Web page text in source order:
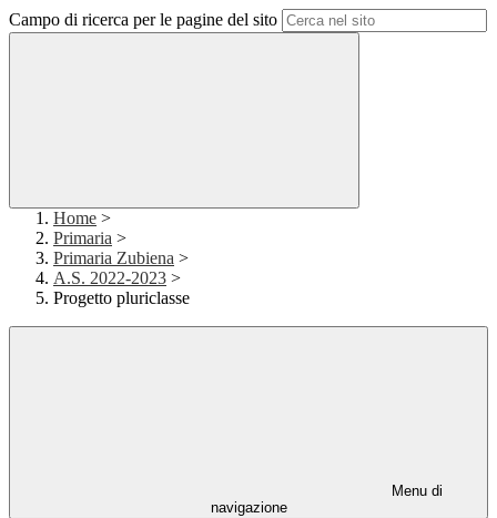
Campo di ricerca per le pagine del sito
Home >
Primaria >
Primaria Zubiena >
A.S. 2022-2023 >
Progetto pluriclasse
Menu di
navigazione